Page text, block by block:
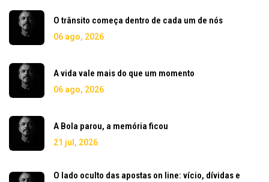
O trânsito começa dentro de cada um de nós
06 ago, 2026
A vida vale mais do que um momento
06 ago, 2026
A Bola parou, a memória ficou
21 jul, 2026
O lado oculto das apostas on line: vício, dívidas e